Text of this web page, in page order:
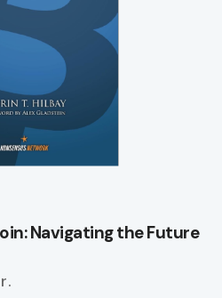
Navigating the Future